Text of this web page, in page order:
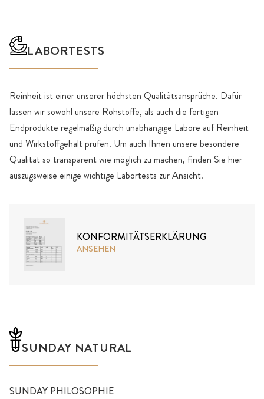
LABORTESTS
Reinheit ist einer unserer höchsten Qualitätsansprüche. Dafür
lassen wir sowohl unsere Rohstoffe, als auch die fertigen
Endprodukte regelmäßig durch unabhängige Labore auf Reinheit
und Wirkstoffgehalt prüfen. Um auch Ihnen unsere besondere
Qualität so transparent wie möglich zu machen, finden Sie hier
auszugsweise einige wichtige Labortests zur Ansicht.
KONFORMITÄTSERKLÄRUNG
ANSEHEN
SUNDAY NATURAL
SUNDAY PHILOSOPHIE